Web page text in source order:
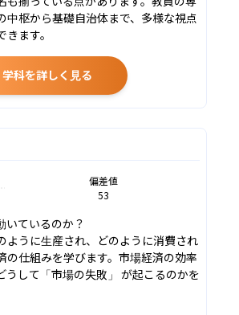
中枢から基礎自治体まで、多様な視点
ます。
学科を詳しく見る
偏差値
53
ているのか？
ように生産され、どのように消費され
の仕組みを学びます。市場経済の効率
うして「市場の失敗」 が起こるのかを